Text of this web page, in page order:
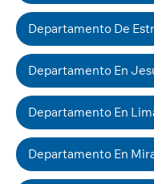
Departamento De
Departamento En
Departamento En
Departamento En